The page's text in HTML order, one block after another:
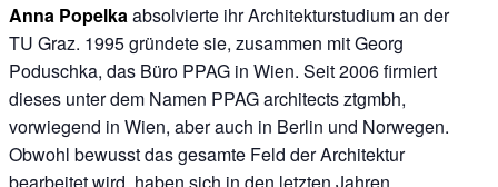
Anna Popelkaabsolvierte ihr Architekturstudium an der
TU Graz. 1995 gründete sie, zusammen mit Georg
Poduschka, das Büro PPAG in Wien. Seit 2006 firmiert
dieses unter dem Namen PPAG architects ztgmbh,
vorwiegend in Wien, aber auch in Berlin und Norwegen.
Obwohl bewusst das gesamte Feld der Architektur